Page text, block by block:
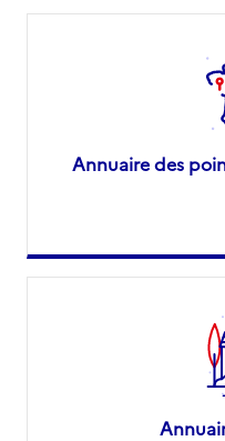
Annuaire des